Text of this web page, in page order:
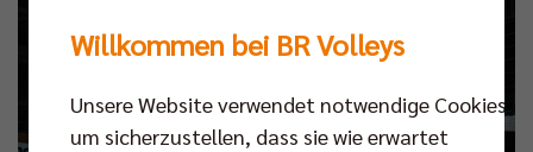
Willkommen bei BR Volleys
Unsere Website verwendet notwendige Cookies,
um sicherzustellen, dass sie wie erwartet